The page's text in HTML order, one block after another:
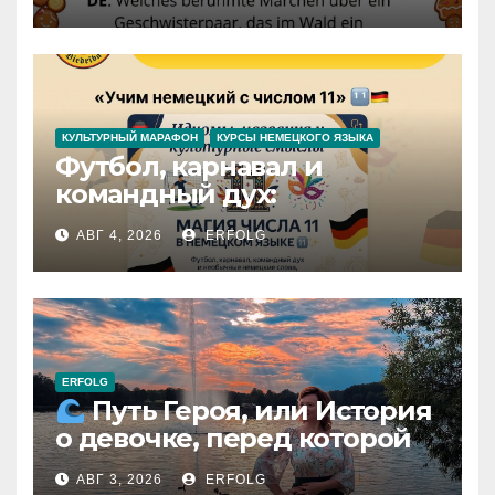
КУЛЬТУРНЫЙ МАРАФОН КУРСЫ НЕМЕЦКОГО ЯЗЫКА
Футбол, карнавал и
командный дух:
раскрываем секреты числа
11 в немецком языке!
АВГ 4, 2026 ERFOLG
ERFOLG
Путь Героя, или История
о девочке, перед которой
расступился океан
АВГ 3, 2026 ERFOLG